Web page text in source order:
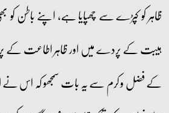
ظاہر کو کپڑے سے چھپایا ہے، اپنے باطن کو
ہیبت کے پردے میں اور ظاہر اطاعت کے
کے فضل و کرم سے یہ بات سمجھو کہ اس